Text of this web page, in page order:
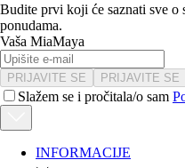
Budite prvi koji će saznati sve
ponudama.
Vaša MiaMaya
PRIJAVITE SE PRIJAVITE SE
Slažem se i pročitala/o sam
INFORMACIJE